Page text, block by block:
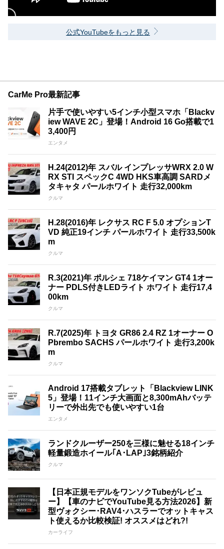
公式YouTubeをもっと見る
CarMe Pro最新記事
片手で使いやすい5インチ小型スマホ「Blackv
iew WAVE 2C」登場！Android 16 Go搭載で1
3,400円
エンタメ
H.24(2012)年 スバル インプレッサWRX 2.0 W
RX STI スペックC 4WD HKS車高調 SARDメ
タキャタ パールホワイト 走行32,000km
クルマ
H.28(2016)年 レクサス RC F 5.0 オプションT
VD 純正19インチ パールホワイト 走行33,500k
m
クルマ
R.3(2021)年 ポルシェ 718ケイマン GT4 1オー
ナー PDLS付きLEDライト ホワイト 走行17,4
00km
クルマ
R.7(2025)年 トヨタ GR86 2.4 RZ 1オーナー O
Pbrembo SACHS パールホワイト 走行3,200k
m
クルマ
Android 17搭載タブレット「Blackview LINK
5」登場！11インチ大画面と8,300mAhバッテ
リーで外出先でも使いやすい1台
エンタメ
ランドクルーザー250を三様に魅せる18インチ
軽量鍛造ホイール｢A･LAP｣3銘柄紹介
クルマ
【日本正規モデルをワンソクTubeがレビュ
ー】【車のナビでYouTube見る方法2026】新
型ヴォクシー･RAV4･ハスラーでオットキャス
ト使えるか比較検証! オススメはどれ?!
カーライフ